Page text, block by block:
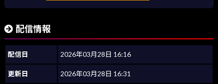
配信情報
配信日 2026年03月28日 16:16
更新日 2026年03月28日 16:31